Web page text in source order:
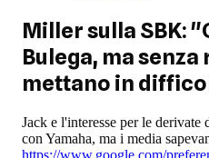
Miller sulla SBK:
Bulega, ma
mettano in
Jack e l'interesse per le
con Yamaha, ma i media
https://www.google.com/